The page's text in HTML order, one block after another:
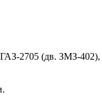
ГАЗ-2705 (дв. ЗМЗ-402),